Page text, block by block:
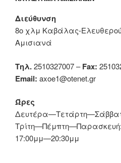
Διεύθυνση
8ο χλμ Καβάλας-
Αμισιανά
Τηλ.2510327007 –Fax:
Email: axoe1@otenet.gr
Ώρες
17:00μμ—20:30μμ